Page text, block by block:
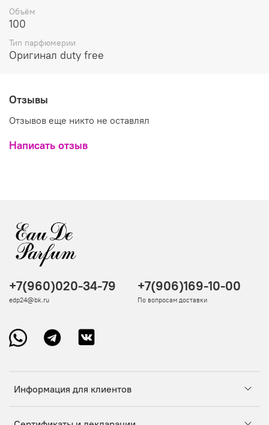
Объём
100
Тип парфюмерии
Оригинал duty free
Отзывы
Отзывов еще никто не оставлял
Написать отзыв
Информация для клиентов
+7(960)020-34-79
edp24@bk.ru
+7(906)169-10-00
По вопросам доставки